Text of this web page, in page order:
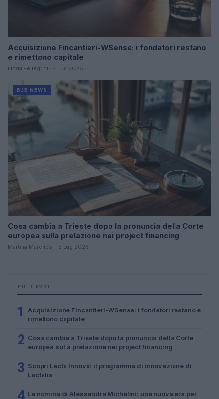
Acquisizione Fincantieri-WSense: i fondatori restano
e rimettono capitale
Linda Pellegrini · 7 Lug 2026
B2B NEWS
Cosa cambia a Trieste dopo la pronuncia della Corte
europea sulla prelazione nei project financing
Martina Marchesi · 5 Lug 2026
PIÙ LETTI
1
Acquisizione Fincantieri-WSense: i fondatori restano e
rimettono capitale
2 Cosa cambia a Trieste dopo la pronuncia della Corte
europea sulla prelazione nei project financing
3 Scopri Lacta Innova: il programma di innovazione di
Lactalis
4 La nomina di Alessandra Michelini: una nuova era per